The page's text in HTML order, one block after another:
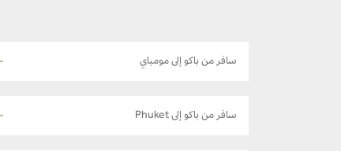
سافر من باكو إلى مومباي
سافر من باكو إلى Phuket